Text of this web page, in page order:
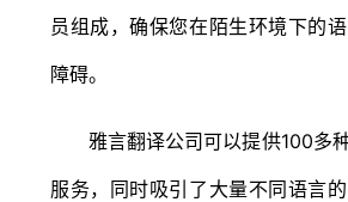
员组成，确保您在陌生环境下的
障碍。
雅言翻译公司可以提供100多
服务，同时吸引了大量不同语言